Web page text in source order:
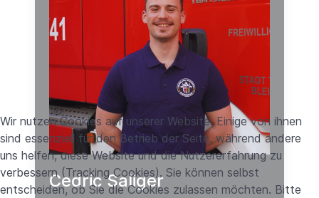
Cedric Saliger
Wir nutzen Cookies auf unserer Website. Einige von ihnen
sind essenziell für den Betrieb der Seite, während andere
uns helfen, diese Website und die Nutzererfahrung zu
verbessern (Tracking Cookies). Sie können selbst
entscheiden, ob Sie die Cookies zulassen möchten. Bitte